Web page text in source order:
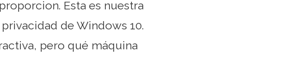
Esta es nuestra
de Windows 10.
pero qué máquina